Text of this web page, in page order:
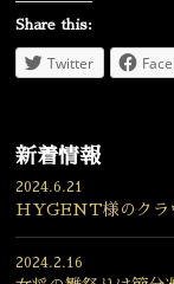
Share this:
Twitter
新着情報
2024.6.21
HYGENT様のクラ
2024.2.16